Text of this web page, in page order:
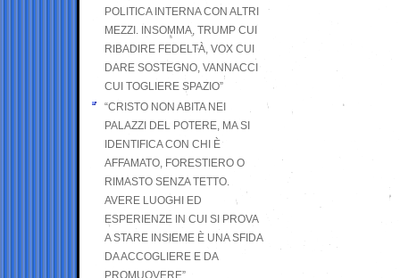
POLITICA INTERNA CON ALTRI
MEZZI. INSOMMA, TRUMP CUI
RIBADIRE FEDELTÀ, VOX CUI
DARE SOSTEGNO, VANNACCI
CUI TOGLIERE SPAZIO”
“CRISTO NON ABITA NEI
PALAZZI DEL POTERE, MA SI
IDENTIFICA CON CHI È
AFFAMATO, FORESTIERO O
RIMASTO SENZA TETTO.
AVERE LUOGHI ED
ESPERIENZE IN CUI SI PROVA
A STARE INSIEME È UNA SFIDA
DA ACCOGLIERE E DA
PROMUOVERE”